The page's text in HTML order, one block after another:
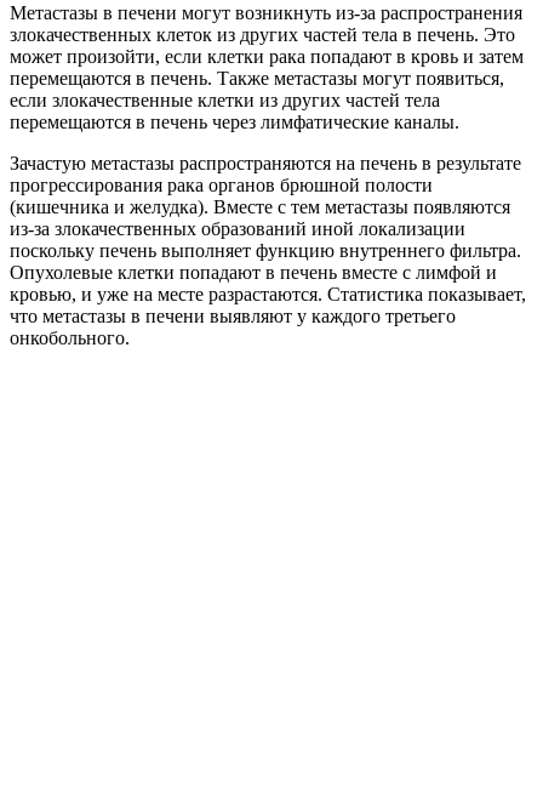
Метастазы в печени могут возникнуть из-за распространения
злокачественных клеток из других частей тела в печень. Это
может произойти, если клетки рака попадают в кровь и затем
перемещаются в печень. Также метастазы могут появиться,
если злокачественные клетки из других частей тела
перемещаются в печень через лимфатические каналы.
Зачастую метастазы распространяются на печень в результате
прогрессирования рака органов брюшной полости
(кишечника и желудка). Вместе с тем метастазы появляются
из-за злокачественных образований иной локализации
поскольку печень выполняет функцию внутреннего фильтра.
Опухолевые клетки попадают в печень вместе с лимфой и
кровью, и уже на месте разрастаются. Статистика показывает,
что метастазы в печени выявляют у каждого третьего
онкобольного.